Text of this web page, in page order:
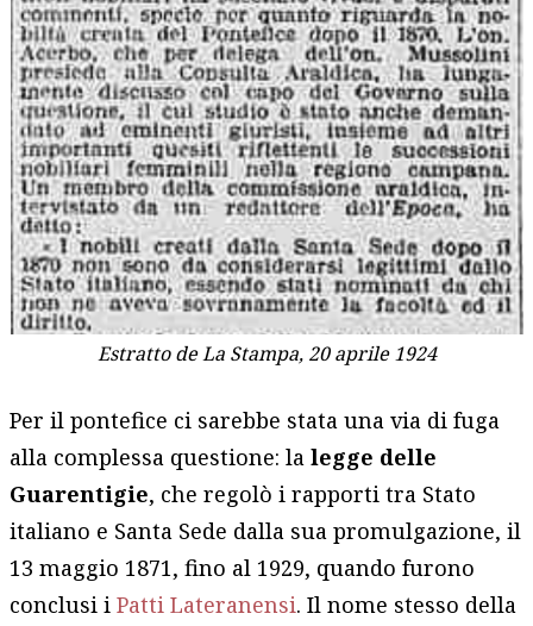
Estratto de La Stampa, 20 aprile 1924
Per il pontefice ci sarebbe stata una via di fuga
alla complessa questione: lalegge delle
Guarentigie, che regolò i rapporti tra Stato
italiano e Santa Sede dalla sua promulgazione, il
13 maggio 1871, fino al 1929, quando furono
conclusi iPatti Lateranensi. Il nome stesso della